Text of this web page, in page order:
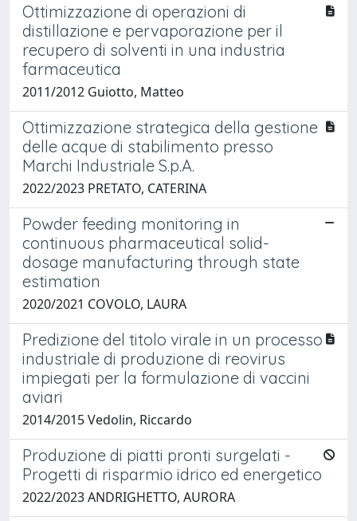
Ottimizzazione di operazioni di
distillazione e pervaporazione per il
recupero di solventi in una industria
farmaceutica
2011/2012 Guiotto, Matteo
Ottimizzazione strategica della gestione
delle acque di stabilimento presso
Marchi Industriale S.p.A.
2022/2023 PRETATO, CATERINA
Powder feeding monitoring in
continuous pharmaceutical solid-
dosage manufacturing through state
estimation
2020/2021 COVOLO, LAURA
Predizione del titolo virale in un processo
industriale di produzione di reovirus
impiegati per la formulazione di vaccini
aviari
2014/2015 Vedolin, Riccardo
Produzione di piatti pronti surgelati -
Progetti di risparmio idrico ed energetico
2022/2023 ANDRIGHETTO, AURORA